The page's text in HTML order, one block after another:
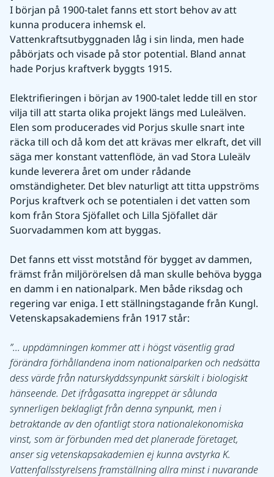
I början på 1900-talet fanns ett stort behov av att
kunna producera inhemsk el.
Vattenkraftsutbyggnaden låg i sin linda, men hade
påbörjats och visade på stor potential. Bland annat
hade Porjus kraftverk byggts 1915.
Elektrifieringen i början av 1900-talet ledde till en stor
vilja till att starta olika projekt längs med Luleälven.
Elen som producerades vid Porjus skulle snart inte
räcka till och då kom det att krävas mer elkraft, det vill
säga mer konstant vattenflöde, än vad Stora Luleälv
kunde leverera året om under rådande
omständigheter. Det blev naturligt att titta uppströms
Porjus kraftverk och se potentialen i det vatten som
kom från Stora Sjöfallet och Lilla Sjöfallet där
Suorvadammen kom att byggas.
Det fanns ett visst motstånd för bygget av dammen,
främst från miljörörelsen då man skulle behöva bygga
en damm i en nationalpark. Men både riksdag och
regering var eniga. I ett ställningstagande från Kungl.
Vetenskapsakademiens från 1917 står:
... uppdämningen kommer att i högst väsentlig grad
förändra förhållandena inom nationalparken och nedsätta
dess värde från naturskyddssynpunkt särskilt i biologiskt
hänseende. Det ifrågasatta ingreppet är sålunda
synnerligen beklagligt från denna synpunkt, men i
betraktande av den ofantligt stora nationalekonomiska
vinst, som är förbunden med det planerade företaget,
anser sig vetenskapsakademien ej kunna avstyrka K.
Vattenfallsstyrelsens framställning allra minst i nuvarande